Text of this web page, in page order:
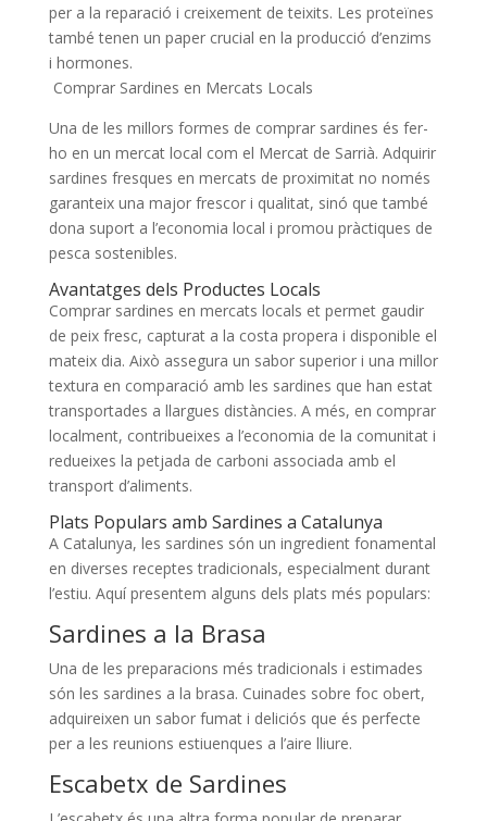
per a la reparació i creixement de teixits. Les proteïnes
també tenen un paper crucial en la producció d’enzims
i hormones.
​ Comprar Sardines en Mercats Locals
Una de les millors formes de comprar sardines és fer-
ho en un mercat local com el Mercat de Sarrià. Adquirir
sardines fresques en mercats de proximitat no només
garanteix una major frescor i qualitat, sinó que també
dona suport a l’economia local i promou pràctiques de
pesca sostenibles.
Avantatges dels Productes Locals
Comprar sardines en mercats locals et permet gaudir
de peix fresc, capturat a la costa propera i disponible el
mateix dia. Això assegura un sabor superior i una millor
textura en comparació amb les sardines que han estat
transportades a llargues distàncies. A més, en comprar
localment, contribueixes a l’economia de la comunitat i
redueixes la petjada de carboni associada amb el
transport d’aliments.
Plats Populars amb Sardines a Catalunya
A Catalunya, les sardines són un ingredient fonamental
en diverses receptes tradicionals, especialment durant
l’estiu. Aquí presentem alguns dels plats més populars:
Sardines a la Brasa
Una de les preparacions més tradicionals i estimades
són les sardines a la brasa. Cuinades sobre foc obert,
adquireixen un sabor fumat i deliciós que és perfecte
per a les reunions estiuenques a l’aire lliure.
Escabetx de Sardines